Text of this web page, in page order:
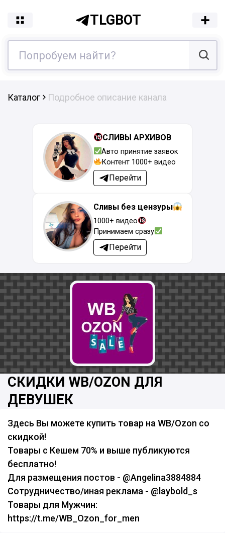
TLGBOT
Каталог Подробное описание канала
СЛИВЫ АРХИВОВ
Авто принятие заявок
Контент 1000+ видео
Перейти
Сливы без цензуры
1000+ видео
Принимаем сразу
Перейти
СКИДКИ WB/OZON ДЛЯ
ДЕВУШЕК
Здесь Вы можете купить товар на WB/Ozon со
скидкой!
Товары с Кешем 70% и выше публикуются
бесплатно!
Для размещения постов - @Angelina3884884
Сотрудничество/иная реклама - @laybold_s
Товары для Мужчин:
https://t.me/WB_Ozon_for_men